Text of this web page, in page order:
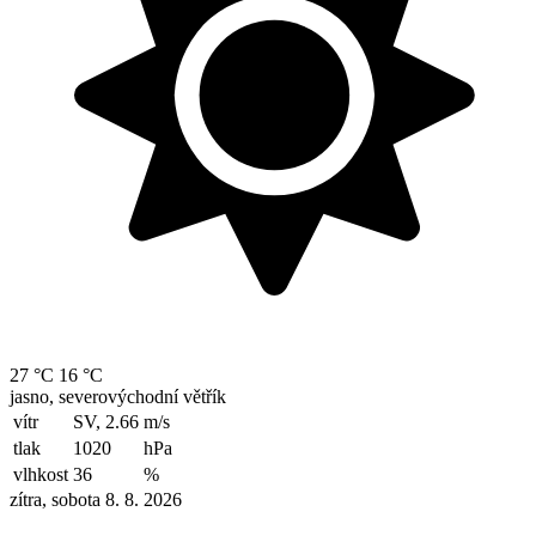
27 °C 16 °C
jasno, severovýchodní větřík
vítr
SV, 2.66 m/s
tlak
1020
hPa
vlhkost 36
%
zítra, sobota 8. 8. 2026